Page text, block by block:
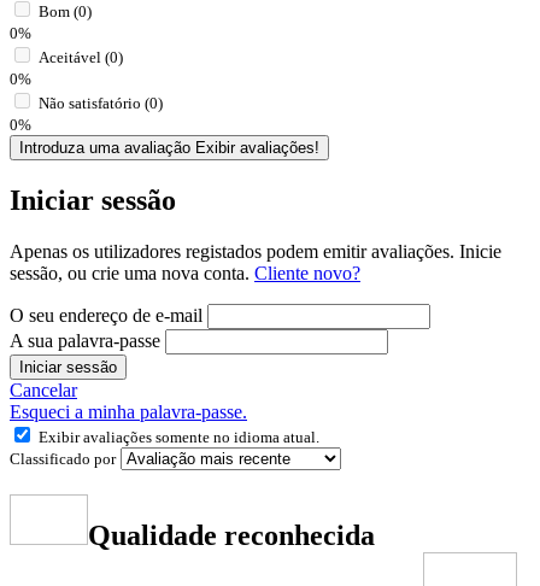
Bom (0)
0%
Aceitável (0)
0%
Não satisfatório (0)
0%
Introduza uma avaliação Exibir avaliações!
Iniciar sessão
Apenas os utilizadores registados podem emitir avaliações. Inicie
sessão, ou crie uma nova conta. Cliente novo?
O seu endereço de e-mail
A sua palavra-passe
Iniciar sessão
Cancelar
Esqueci a minha palavra-passe.
Exibir avaliações somente no idioma atual.
Classificado por
Qualidade reconhecida